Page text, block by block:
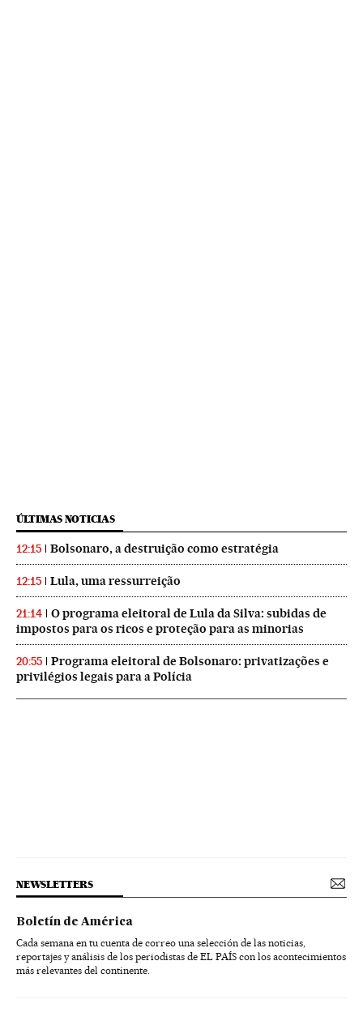
ÚLTIMAS NOTICIAS
12:15 Bolsonaro, a destruição como estratégia
12:15 Lula, uma ressurreição
21:14
O programa eleitoral de Lula da Silva: subidas de
impostos para os ricos e proteção para as minorias
20:55
Programa eleitoral de Bolsonaro: privatizações e
privilégios legais para a Polícia
NEWSLETTERS
Boletín de América
Cada semana en tu cuenta de correo una selección de las noticias,
reportajes y análisis de los periodistas de EL PAÍS con los acontecimientos
más relevantes del continente.